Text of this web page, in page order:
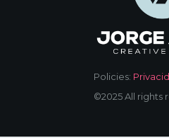
Policies:
©2025 All rights